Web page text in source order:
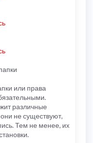
или права
различные
не существуют,
Тем не менее, их